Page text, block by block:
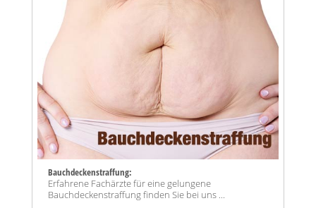
Bauchdeckenstraffung:
Erfahrene Fachärzte für eine gelungene
Bauchdeckenstraffung finden Sie bei uns ...